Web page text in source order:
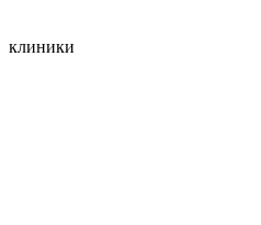
клиники